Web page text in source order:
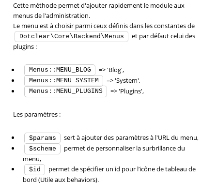
Cette méthode permet d'ajouter rapidement le module aux
menus de l'administration.
Le menu est à choisir parmi ceux définis dans les constantes de
Dotclear\Core\Backend\Menus
et par défaut celui des
plugins :
Menus::MENU_BLOG => 'Blog',
Menus::MENU_SYSTEM => 'System',
Menus::MENU_PLUGINS => 'Plugins',
Les paramètres :
$params sert à ajouter des paramètres à l'URL du menu,
$scheme
permet de personnaliser la surbrillance du
menu,
$id
permet de spécifier un id pour l’icône de tableau de
bord (Utile aux behaviors).